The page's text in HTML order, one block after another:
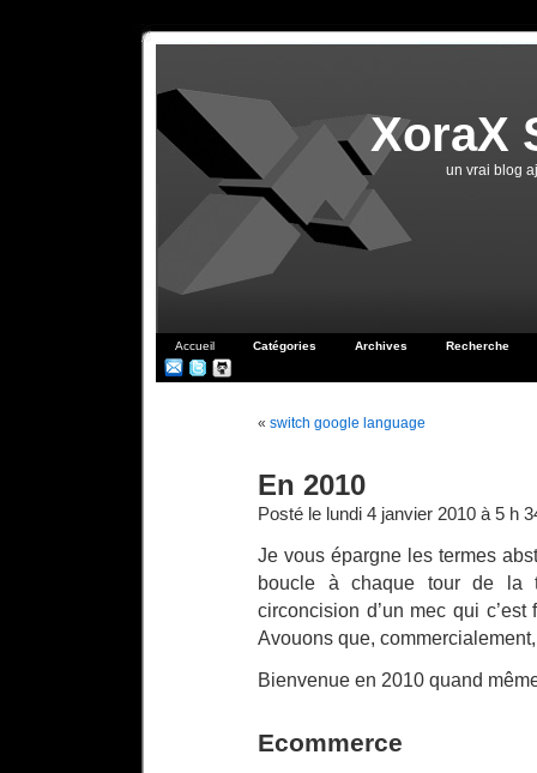
XoraX
un vrai blog
Accueil Catégories Archives Recherche
« switch google language
En 2010
Posté le lundi 4 janvier 2010 à 5 h
Je vous épargne les termes
boucle à chaque tour de la
circoncision d’un mec qui
Avouons que,
Bienvenue en 2010 quand
Ecommerce